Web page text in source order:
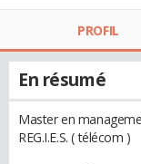
PROFIL
En résumé
Master en
REG.I.E.S. ( télécom )